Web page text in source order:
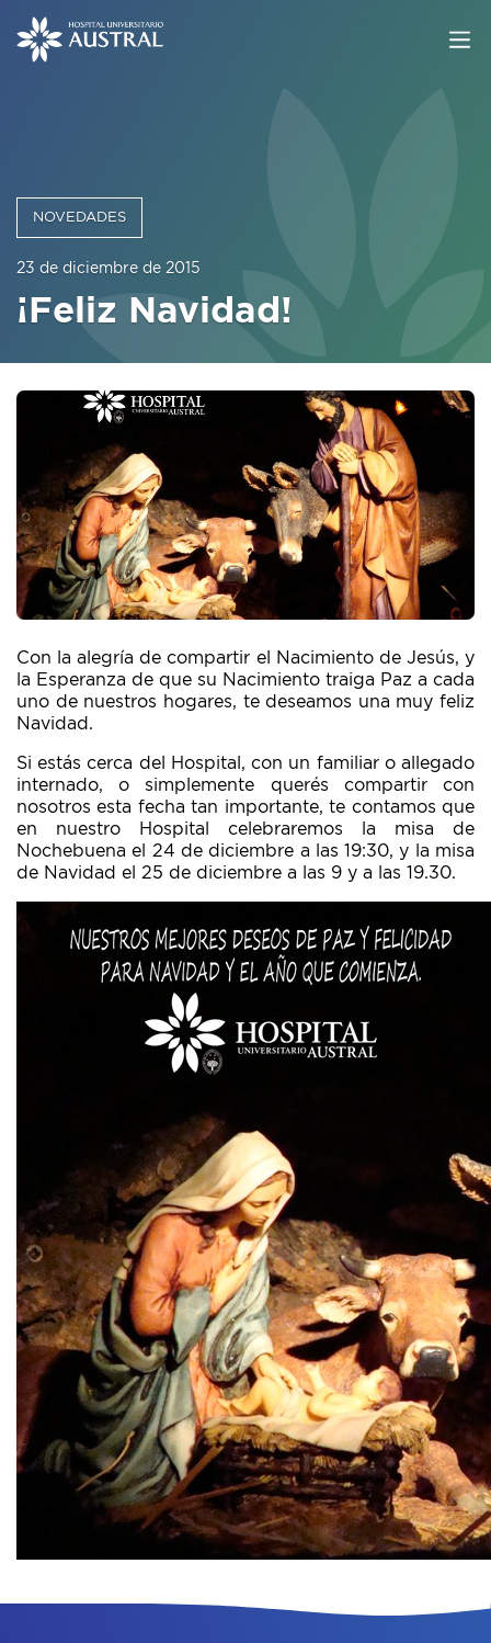
NOVEDADES
23 de diciembre de 2015
¡Feliz Navidad!
Con la alegría de compartir el Nacimiento de Jesús, y
la Esperanza de que su Nacimiento traiga Paz a cada
uno de nuestros hogares, te deseamos una muy feliz
Navidad.
Si estás cerca del Hospital, con un familiar o allegado
internado, o simplemente querés compartir con
nosotros esta fecha tan importante, te contamos que
en nuestro Hospital celebraremos la misa de
Nochebuena el 24 de diciembre a las 19:30, y la misa
de Navidad el 25 de diciembre a las 9 y a las 19.30.